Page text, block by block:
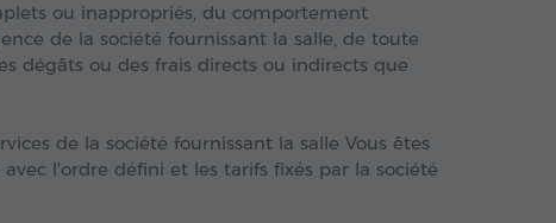
ou inappropriés, du comportement
de la société fournissant la salle, de toute
dégâts ou des frais directs ou indirects que
de la société fournissant la salle Vous êtes
l'ordre défini et les tarifs fixés par la société